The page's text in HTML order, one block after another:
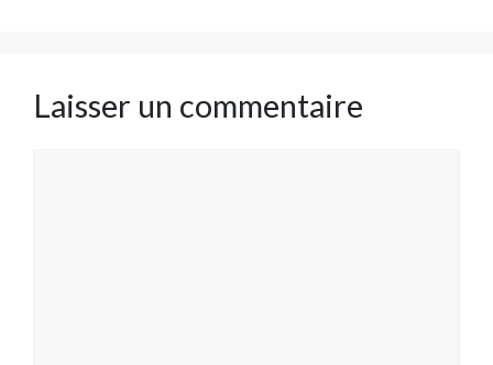
Laisser un commentaire